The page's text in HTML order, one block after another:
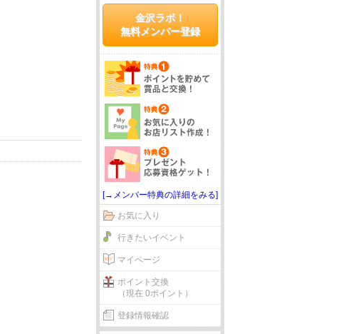
金沢ラボ！
無料メンバー登録
[→メンバー特典の詳細をみる]
お気に入り
行きたいイベント
マイページ
ポイント交換
（現在 0ポイント）
登録情報確認